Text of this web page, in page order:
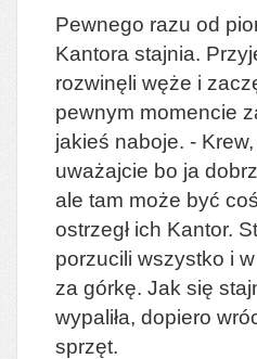
Pewnego razu od
Kantora stajnia.
rozwinęli węże i
pewnym momencie
jakieś naboje. - Krew,
uważajcie bo ja
ale tam może być
ostrzegł ich Kantor.
porzucili wszystko i
za górkę. Jak się
wypaliła, dopiero
sprzęt.